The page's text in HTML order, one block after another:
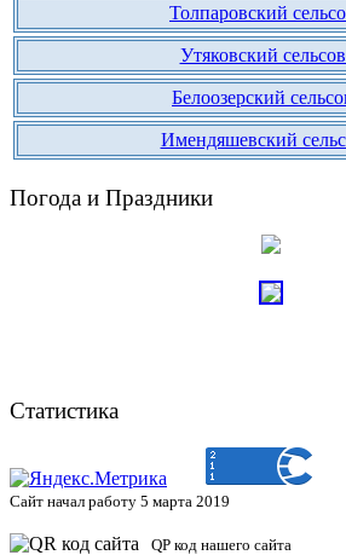
Толпаровский
Утяковский
Белоозерский
Имендяшевский
Погода и Праздники
Статистика
Сайт начал работу 5 марта 2019
QP код нашего сайта